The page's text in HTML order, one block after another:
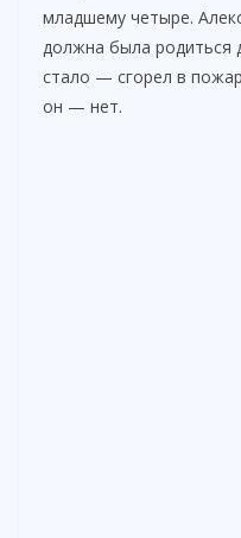
младшему четыре.
должна была родиться
стало — сгорел в
он — нет.